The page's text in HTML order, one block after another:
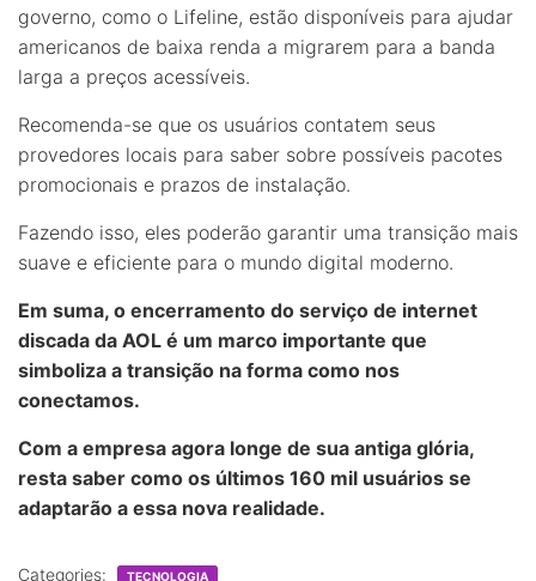
governo, como o Lifeline, estão disponíveis para ajudar
americanos de baixa renda a migrarem para a banda
larga a preços acessíveis.
Recomenda-se que os usuários contatem seus
provedores locais para saber sobre possíveis pacotes
promocionais e prazos de instalação.
Fazendo isso, eles poderão garantir uma transição mais
suave e eficiente para o mundo digital moderno.
Em suma, o encerramento do serviço de internet
discada da AOL é um marco importante que
simboliza a transição na forma como nos
conectamos.
Com a empresa agora longe de sua antiga glória,
resta saber como os últimos 160 mil usuários se
adaptarão a essa nova realidade.
Categories: TECNOLOGIA